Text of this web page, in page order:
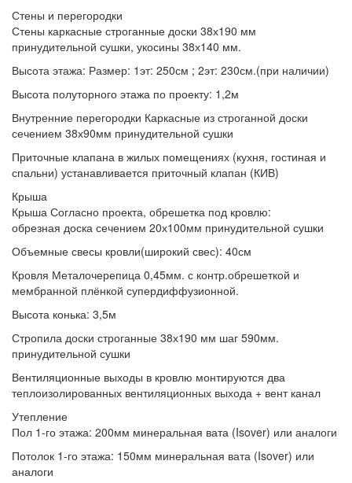
Стены и перегородки
Стены каркасные строганные доски 38х190 мм
принудительной сушки, укосины 38х140 мм.
Высота этажа: Размер: 1эт: 250см ; 2эт: 230см.(при наличии)
Высота полуторного этажа по проекту: 1,2м
Внутренние перегородки Каркасные из строганной доски
сечением 38х90мм принудительной сушки
Приточные клапана в жилых помещениях (кухня, гостиная и
спальни) устанавливается приточный клапан (КИВ)
Крыша
Крыша Согласно проекта, обрешетка под кровлю:
обрезная доска сечением 20х100мм принудительной сушки
Объемные свесы кровли(широкий свес): 40см
Кровля Металочерепица 0,45мм. с контр.обрешеткой и
мембранной плёнкой супердиффузионной.
Высота конька: 3,5м
Стропила доски строганные 38х190 мм шаг 590мм.
принудительной сушки
Вентиляционные выходы в кровлю монтируются два
теплоизолированных вентиляционных выхода + вент канал
Утепление
Пол 1-го этажа: 200мм минеральная вата (Isover) или аналоги
Потолок 1-го этажа: 150мм минеральная вата (Isover) или
аналоги